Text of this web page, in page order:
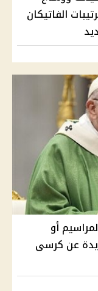
الفاتيكان
أو
عن كرسى